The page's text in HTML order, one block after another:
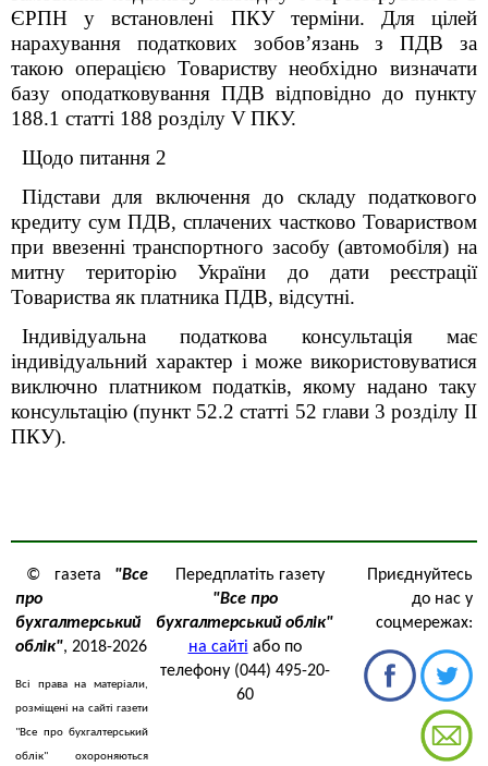
ЄРПН у встановлені ПКУ терміни. Для цілей
нарахування податкових зобов’язань з ПДВ за
такою операцією Товариству необхідно визначати
базу оподатковування ПДВ відповідно до пункту
188.1 статті 188 розділу VПКУ.
Щодо питання 2
Підстави для включення до складу податкового
кредиту сум ПДВ, сплачених частково Товариством
при ввезенні транспортного засобу (автомобіля) на
митну територію України до дати реєстрації
Товариства як платника ПДВ, відсутні.
Індивідуальна податкова консультація має
індивідуальний характер і може використовуватися
виключно платником податків, якому надано таку
консультацію (пункт 52.2 статті 52 глави 3 розділу ІІ
ПКУ).
© газета "Все
про
бухгалтерський
облік", 2018-2026
Всі права на матеріали,
розміщені на сайті газети
"Все про бухгалтерський
облік" охороняються
Передплатіть газету
"Все про
бухгалтерський облік"
на сайті або по
телефону (044) 495-20-
60
Приєднуйтесь
до нас у
соцмережах: